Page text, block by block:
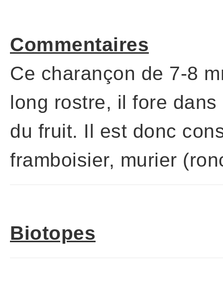
Commentaires
Ce charançon de 7-8
long rostre, il fore
du fruit. Il est donc
framboisier, murier
Biotopes